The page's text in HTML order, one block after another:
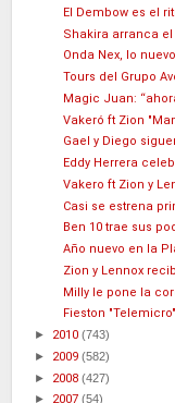
El Dembow es el
Shakira arranca
Onda Nex, lo
Tours del Grupo
Magic Juan:
Vakeró ft Zion
Gael y Diego
Eddy Herrera
Vakero ft Zion y
Casi se estrena
Ben 10 trae sus
Año nuevo en la
Zion y Lennox
Milly le pone la
Fieston
► 2010 (743)
► 2009 (582)
► 2008 (427)
► 2007 (54)